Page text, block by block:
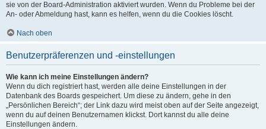
sie von der Board-Administration aktiviert wurden. Wenn du Probleme bei der
An- oder Abmeldung hast, kann es helfen, wenn du die Cookies löscht.
Nach oben
Benutzerpräferenzen und -einstellungen
Wie kann ich meine Einstellungen ändern?
Wenn du dich registriert hast, werden alle deine Einstellungen in der
Datenbank des Boards gespeichert. Um diese zu ändern, gehe in den
„Persönlichen Bereich“; der Link dazu wird meist oben auf der Seite angezeigt,
wenn du auf deinen Benutzernamen klickst. Dort kannst du alle deine
Einstellungen ändern.